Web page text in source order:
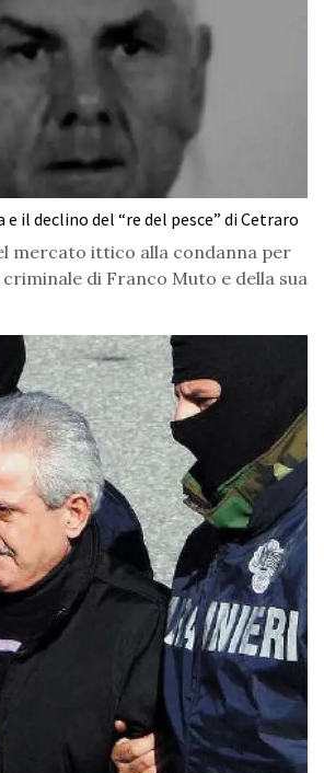
e il declino del “re del pesce” di Cetraro
mercato ittico alla condanna per
di Franco Muto e della sua